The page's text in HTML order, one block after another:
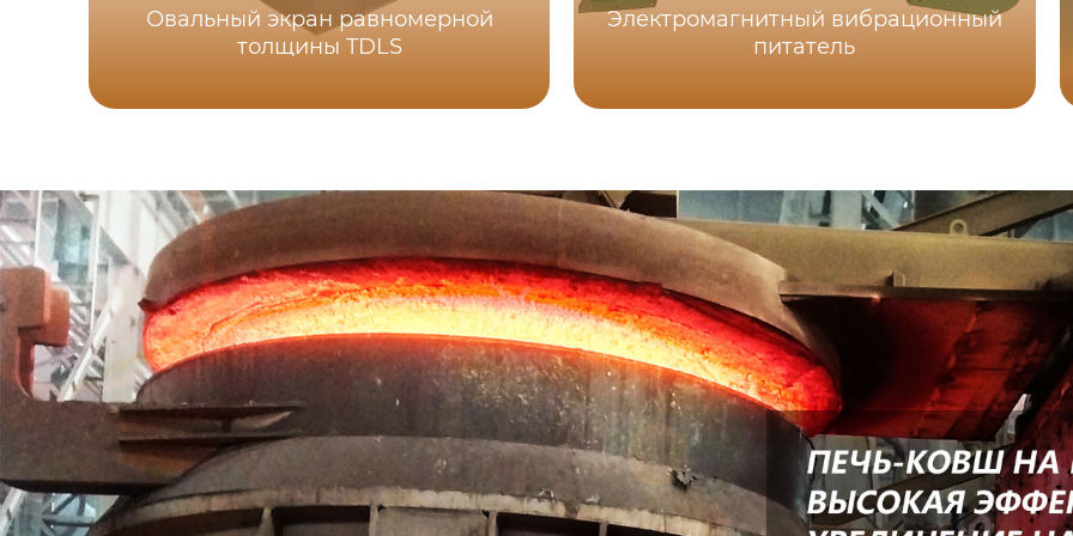
Овальный экран равномерной
толщины TDLS
Электромагнитный вибрационный
питатель